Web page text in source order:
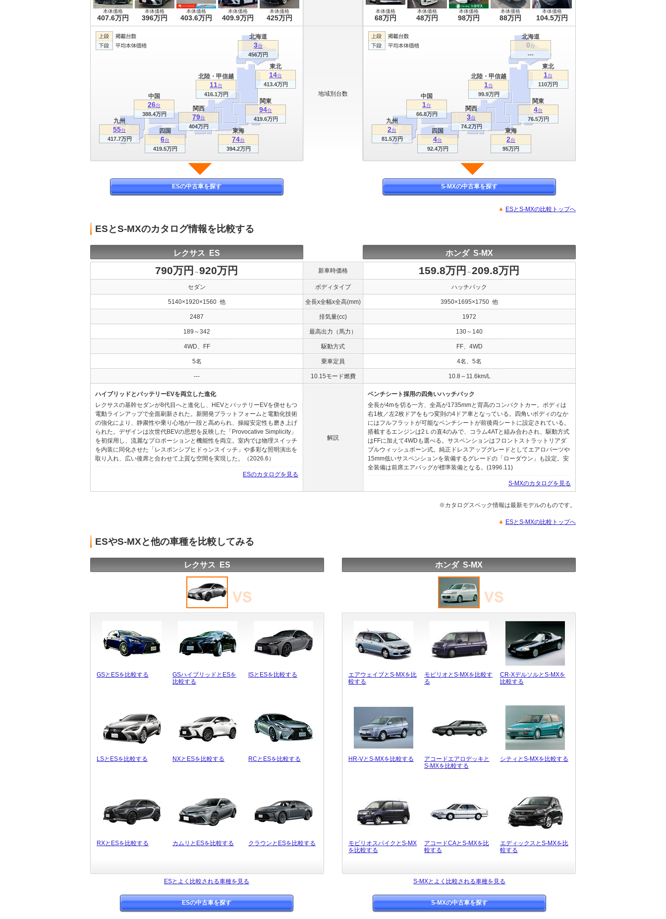
本体価格
407.6万円
本体価格
396万円
本体価格
403.6万円
本体価格
409.9万円
本体価格
425万円
本体価格
68万円
本体価格
48万円
本体価格
98万円
本体価格
88万円
本体価格
104.5万円
関東
94台
419.6万円
関西
79台
404万円
東海
74台
394.2万円
北海道
3台
456万円
九州
55台
417.7万円
東北
14台
413.4万円
北陸・甲信越
11台
416.1万円
中国
26台
388.4万円
四国
6台
419.5万円
地域別台数
関東
4台
76.5万円
関西
3台
74.2万円
東海
2台
95万円
北海道
0台
---
九州
2台
81.5万円
東北
1台
110万円
北陸・甲信越
1台
99.9万円
中国
1台
66.8万円
四国
4台
92.4万円
ESの中古車を探す S-MXの中古車を探す
ESとS-MXの比較トップへ
ESとS-MXのカタログ情報を比較する
レクサス ES ホンダ S-MX
790万円 ～920万円 新車時価格 159.8万円 ～209.8万円
セダン ボディタイプ ハッチバック
5140×1920×1560 他 全長x全幅x全高(mm) 3950×1695×1750 他
2487 排気量(cc) 1972
189～342 最高出力（馬力） 130～140
4WD、FF 駆動方式 FF、4WD
5名 乗車定員 4名、5名
--- 10.15モード燃費 10.8～11.6km/L
ハイブリッドとバッテリーEVを両立した進化
レクサスの基幹セダンが8代目へと進化し、HEVとバッテリーEVを併せもつ
電動ラインアップで全面刷新された。新開発プラットフォームと電動化技術
の強化により、静粛性や乗り心地が一段と高められ、操縦安定性も磨き上げ
られた。デザインは次世代BEVの思想を反映した「Provocative Simplicity」
を初採用し、流麗なプロポーションと機能性を両立。室内では物理スイッチ
を内装に同化させた「レスポンシブヒドゥンスイッチ」や多彩な照明演出を
取り入れ、広い後席と合わせて上質な空間を実現した。（2026.6）
ESのカタログを見る
解説
ベンチシート採用の四角いハッチバック
全長が4mを切る一方、全高が1735mmと背高のコンパクトカー。ボディは
右1枚／左2枚ドアをもつ変則の4ドア車となっている。四角いボディのなか
にはフルフラットが可能なベンチシートが前後両シートに設定されている。
搭載するエンジンは2Ｌの直4のみで、コラム4ATと組み合わされ、駆動方式
はFFに加えて4WDも選べる。サスペンションはフロントストラットリアダ
ブルウィッシュボーン式。純正ドレスアップグレードとしてエアロパーツや
15mm低いサスペンションを装備するグレードの「ローダウン」も設定。安
全装備は前席エアバッグが標準装備となる。(1996.11)
S-MXのカタログを見る
※カタログスペック情報は最新モデルのものです。
ESとS-MXの比較トップへ
ESやS-MXと他の車種を比較してみる
レクサス ES
GSとESを比較する
GSハイブリッドとESを
比較する
ISとESを比較する
LSとESを比較する NXとESを比較する RCとESを比較する
RXとESを比較する カムリとESを比較する クラウンとESを比較する
ホンダ S-MX
エアウェイブとS-MXを比
較する
モビリオとS-MXを比較す
る
CR-XデルソルとS-MXを
比較する
HR-VとS-MXを比較する
アコードエアロデッキと
S-MXを比較する
シティとS-MXを比較する
モビリオスパイクとS-MX
を比較する
アコードCAとS-MXを比
較する
エディックスとS-MXを比
較する
ESとよく比較される車種を見る S-MXとよく比較される車種を見る
ESの中古車を探す S-MXの中古車を探す